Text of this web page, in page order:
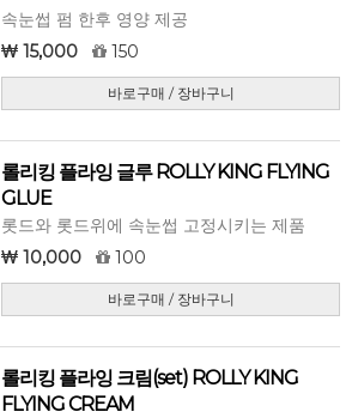
속눈썹 펌 한후 영양 제공
15,000
150
바로구매 / 장바구니
롤리킹 플라잉 글루 ROLLY KING FLYING
GLUE
롯드와 롯드위에 속눈썹 고정시키는 제품
10,000
100
바로구매 / 장바구니
롤리킹 플라잉 크림(set) ROLLY KING
FLYING CREAM